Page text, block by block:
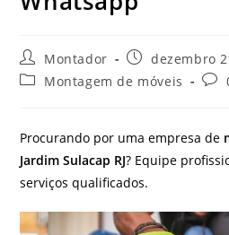
Autor
do
post:
Montador
Post
publicado:
dezembro
Categoria
Montagem de móveis
Procurando por uma empresa de
Jardim Sulacap RJ? Equipe
serviços qualificados.